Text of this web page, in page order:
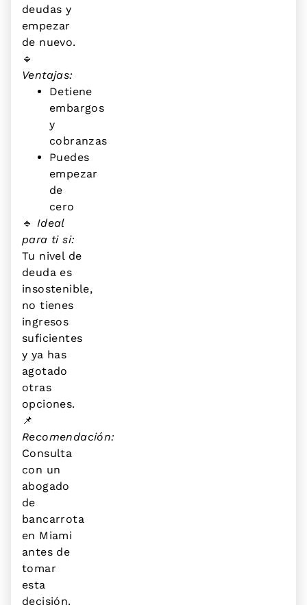
deudas y
empezar
de nuevo.
🔹
Ventajas:
Detiene
embargos
y
cobranzas
Puedes
empezar
de
cero
🔹 Ideal
para ti si:
Tu nivel de
deuda es
insostenible,
no tienes
ingresos
suficientes
y ya has
agotado
otras
opciones.
📌
Recomendación:
Consulta
con un
abogado
de
bancarrota
en Miami
antes de
tomar
esta
decisión.